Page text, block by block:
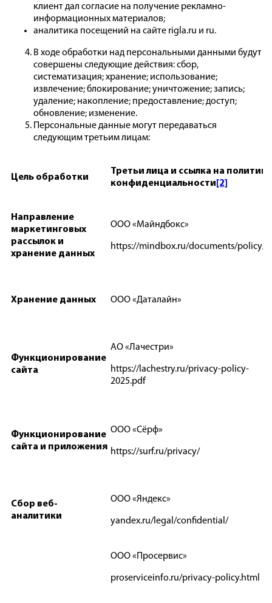
клиент дал согласие на получение рекламно-
информационных материалов;
аналитика посещений на сайте rigla.ru и ru.
В ходе обработки над персональными данными будут
совершены следующие действия: сбор,
систематизация; хранение; использование;
извлечение; блокирование; уничтожение; запись;
удаление; накопление; предоставление; доступ;
обновление; изменение.
Персональные данные могут передаваться
следующим третьим лицам:
Цель обработки
Третьи лица и ссылка на политику
конфиденциальности[2]
Направление
маркетинговых
рассылок и
хранение данных
ООО «Майндбокс»
https://mindbox.ru/documents/policy/
Хранение данных ООО «Даталайн»
Функционирование
сайта
АО «Лачестри»
https://lachestry.ru/privacy-policy-
2025.pdf
Функционирование
сайта и приложения
ООО «Сёрф»
https://surf.ru/privacy/
Сбор веб-
аналитики
ООО «Яндекс»
yandex.ru/legal/confidential/
ООО «Просервис»
proserviceinfo.ru/privacy-policy.html